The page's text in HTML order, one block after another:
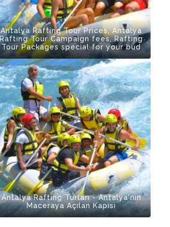
Antalya Rafting Tour Prices, Antalya
Rafting Tour Campaign fees, Rafting
Tour Packages special for your bud
Antalya Rafting Turları - Antalya'nın
Maceraya Açılan Kapısı